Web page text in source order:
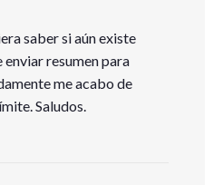
saber si aún existe
resumen para
me acabo de
Saludos.